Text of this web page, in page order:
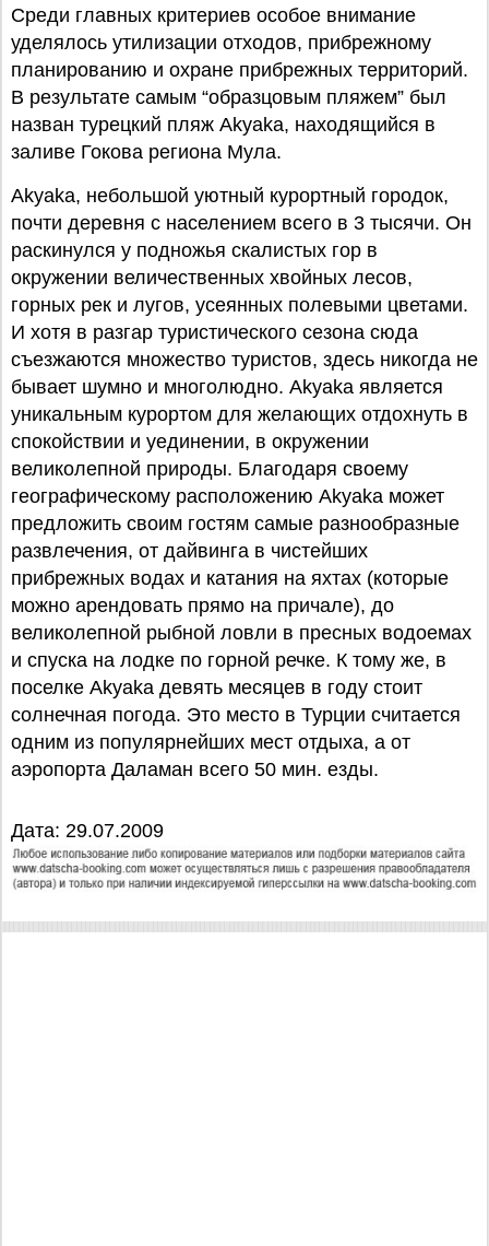
Среди главных критериев особое внимание
уделялось утилизации отходов, прибрежному
планированию и охране прибрежных территорий.
В результате самым “образцовым пляжем” был
назван турецкий пляж Akyaka, находящийся в
заливе Гокова региона Мула.
Akyaka, небольшой уютный курортный городок,
почти деревня с населением всего в 3 тысячи. Он
раскинулся у подножья скалистых гор в
окружении величественных хвойных лесов,
горных рек и лугов, усеянных полевыми цветами.
И хотя в разгар туристического сезона сюда
съезжаются множество туристов, здесь никогда не
бывает шумно и многолюдно. Akyaka является
уникальным курортом для желающих отдохнуть в
спокойствии и уединении, в окружении
великолепной природы. Благодаря своему
географическому расположению Akyaka может
предложить своим гостям самые разнообразные
развлечения, от дайвинга в чистейших
прибрежных водах и катания на яхтах (которые
можно арендовать прямо на причале), до
великолепной рыбной ловли в пресных водоемах
и спуска на лодке по горной речке. К тому же, в
поселке Akyaka девять месяцев в году стоит
солнечная погода. Это место в Турции считается
одним из популярнейших мест отдыха, а от
аэропорта Даламан всего 50 мин. езды.
Дата: 29.07.2009